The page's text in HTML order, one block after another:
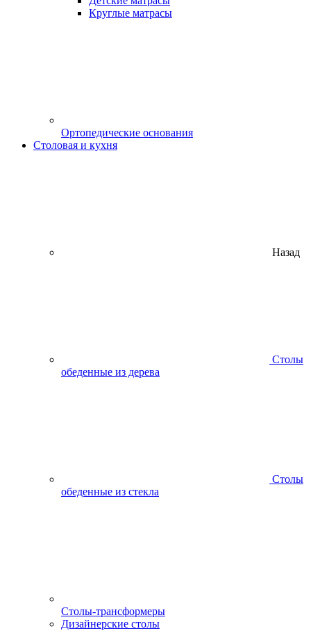
Круглые матрасы
Ортопедические основания
Столовая и кухня
Назад
Столы
обеденные из дерева
Столы
обеденные из стекла
Столы-трансформеры
Дизайнерские столы